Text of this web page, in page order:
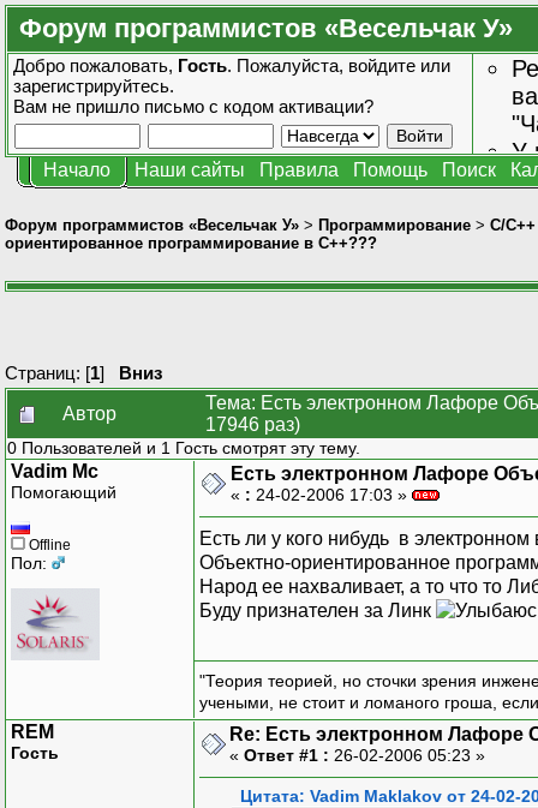
Форум программистов «Весельчак У»
Добро пожаловать, Гость. Пожалуйста, войдите или
зарегистрируйтесь.
Вам не пришло письмо с кодом активации?
У
Начало Наши сайты Правила Помощь Поиск
Форум программистов «Весельчак У» > Программирование > C/C++
ориентированное программирование в С++???
Страниц: [1] Вниз
Автор
Тема: Есть электронном Лафоре
17946 раз)
0 Пользователей и 1 Гость смотрят эту тему.
Vadim Mc
Помогающий
Offline
Пол:
Есть электронном Лафоре
« : 24-02-2006 17:03 »
Есть ли у кого нибудь в электронном
Объектно-ориентированное
Народ ее нахваливает, а то что то
Буду признателен за Линк
"Теория теорией, но сточки зрения
учеными, не стоит и ломаного гроша,
REM
Гость
Re: Есть электронном Лафоре
« Ответ #1 : 26-02-2006 05:23 »
Цитата: Vadim Maklakov от 24-02-